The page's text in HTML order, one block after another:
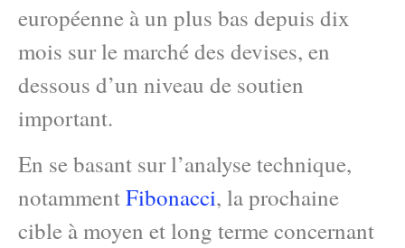
européenne à un plus bas depuis dix
mois sur le marché des devises, en
dessous d’un niveau de soutien
important.
En se basant sur l’analyse technique,
notammentFibonacci, la prochaine
cible à moyen et long terme concernant